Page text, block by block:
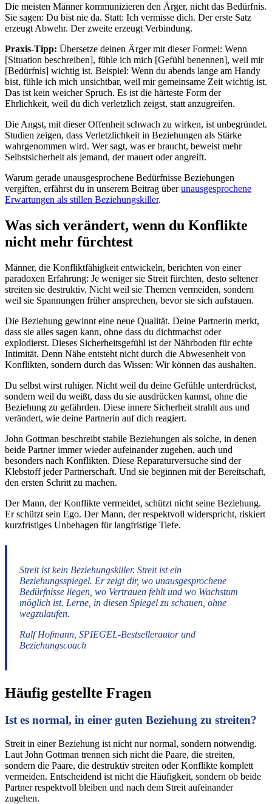
Die meisten Männer kommunizieren den Ärger, nicht das Bedürfnis.
Sie sagen: Du bist nie da. Statt: Ich vermisse dich. Der erste Satz
erzeugt Abwehr. Der zweite erzeugt Verbindung.
Praxis-Tipp: Übersetze deinen Ärger mit dieser Formel: Wenn
[Situation beschreiben], fühle ich mich [Gefühl benennen], weil mir
[Bedürfnis] wichtig ist. Beispiel: Wenn du abends lange am Handy
bist, fühle ich mich unsichtbar, weil mir gemeinsame Zeit wichtig ist.
Das ist kein weicher Spruch. Es ist die härteste Form der
Ehrlichkeit, weil du dich verletzlich zeigst, statt anzugreifen.
Die Angst, mit dieser Offenheit schwach zu wirken, ist unbegründet.
Studien zeigen, dass Verletzlichkeit in Beziehungen als Stärke
wahrgenommen wird. Wer sagt, was er braucht, beweist mehr
Selbstsicherheit als jemand, der mauert oder angreift.
Warum gerade unausgesprochene Bedürfnisse Beziehungen
vergiften, erfährst du in unserem Beitrag überunausgesprochene
Erwartungen als stillen Beziehungskiller.
Was sich verändert, wenn du Konflikte
nicht mehr fürchtest
Männer, die Konfliktfähigkeit entwickeln, berichten von einer
paradoxen Erfahrung: Je weniger sie Streit fürchten, desto seltener
streiten sie destruktiv. Nicht weil sie Themen vermeiden, sondern
weil sie Spannungen früher ansprechen, bevor sie sich aufstauen.
Die Beziehung gewinnt eine neue Qualität. Deine Partnerin merkt,
dass sie alles sagen kann, ohne dass du dichtmachst oder
explodierst. Dieses Sicherheitsgefühl ist der Nährboden für echte
Intimität. Denn Nähe entsteht nicht durch die Abwesenheit von
Konflikten, sondern durch das Wissen: Wir können das aushalten.
Du selbst wirst ruhiger. Nicht weil du deine Gefühle unterdrückst,
sondern weil du weißt, dass du sie ausdrücken kannst, ohne die
Beziehung zu gefährden. Diese innere Sicherheit strahlt aus und
verändert, wie deine Partnerin auf dich reagiert.
John Gottman beschreibt stabile Beziehungen als solche, in denen
beide Partner immer wieder aufeinander zugehen, auch und
besonders nach Konflikten. Diese Reparaturversuche sind der
Klebstoff jeder Partnerschaft. Und sie beginnen mit der Bereitschaft,
den ersten Schritt zu machen.
Der Mann, der Konflikte vermeidet, schützt nicht seine Beziehung.
Er schützt sein Ego. Der Mann, der respektvoll widerspricht, riskiert
kurzfristiges Unbehagen für langfristige Tiefe.
Streit ist kein Beziehungskiller. Streit ist ein
Beziehungsspiegel. Er zeigt dir, wo unausgesprochene
Bedürfnisse liegen, wo Vertrauen fehlt und wo Wachstum
möglich ist. Lerne, in diesen Spiegel zu schauen, ohne
wegzulaufen.
Ralf Hofmann, SPIEGEL-Bestsellerautor und
Beziehungscoach
Häufig gestellte Fragen
Ist es normal, in einer guten Beziehung zu streiten?
Streit in einer Beziehung ist nicht nur normal, sondern notwendig.
Laut John Gottman trennen sich nicht die Paare, die streiten,
sondern die Paare, die destruktiv streiten oder Konflikte komplett
vermeiden. Entscheidend ist nicht die Häufigkeit, sondern ob beide
Partner respektvoll bleiben und nach dem Streit aufeinander
zugehen.